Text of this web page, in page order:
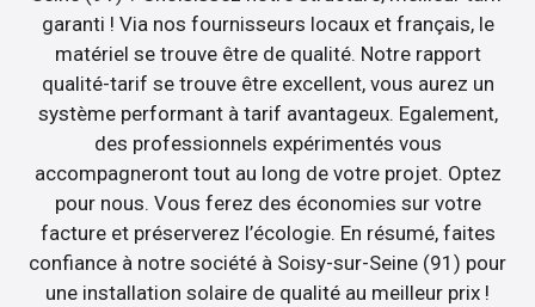
garanti ! Via nos fournisseurs locaux et français, le
matériel se trouve être de qualité. Notre rapport
qualité-tarif se trouve être excellent, vous aurez un
système performant à tarif avantageux. Egalement,
des professionnels expérimentés vous
accompagneront tout au long de votre projet. Optez
pour nous. Vous ferez des économies sur votre
facture et préserverez l’écologie. En résumé, faites
confiance à notre société à Soisy-sur-Seine (91) pour
une installation solaire de qualité au meilleur prix !